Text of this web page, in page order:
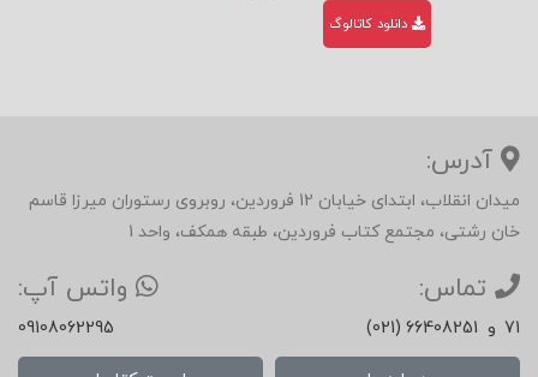
دانلود کاتالوگ
آدرس:
میدان انقلاب، ابتدای خیابان 12 فروردین، روبروی رستوران میرزا قاسم
خان رشتی، مجتمع کتاب فروردین، طبقه همکف، واحد 1
تماس:
(021) 66408251 و 71
واتس آپ:
09108062295